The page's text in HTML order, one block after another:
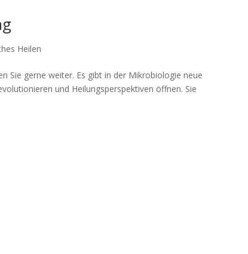
Heilen
Sie gerne weiter. Es gibt in der Mikrobiologie neue
und Heilungsperspektiven öffnen. Sie